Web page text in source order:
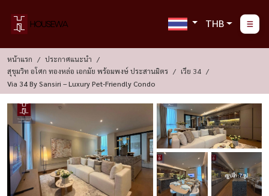
THB
หน้าแรก
ประกาศแนะนำ
สุขุมวิท อโศก ทองหล่อ เอกมัย พร้อมพงษ์ ประสานมิตร
เวีย 34
Via 34 By Sansiri – Luxury Pet-Friendly Condo
ดูรูปอีก : 7 รูป